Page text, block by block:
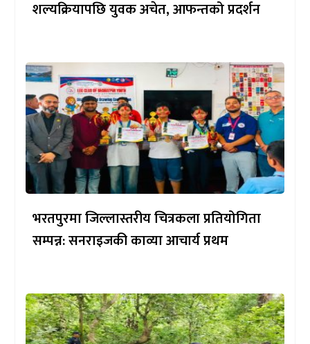
शल्यक्रियापछि युवक अचेत, आफन्तको प्रदर्शन
भरतपुरमा जिल्लास्तरीय चित्रकला प्रतियोगिता
सम्पन्न: सनराइजकी काव्या आचार्य प्रथम